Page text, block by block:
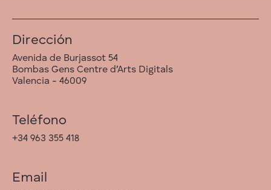
Dirección
Avenida de Burjassot 54
Bombas Gens Centre d’Arts Digitals
Valencia - 46009
Teléfono
+34 963 355 418
Email